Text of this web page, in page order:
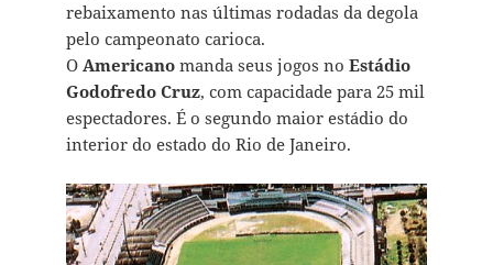
rebaixamento nas últimas rodadas da degola
pelo campeonato carioca.
O Americano manda seus jogos no Estádio
Godofredo Cruz, com capacidade para 25 mil
espectadores. É o segundo maior estádio do
interior do estado do Rio de Janeiro.